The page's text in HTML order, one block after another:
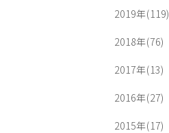
2019年(119)
2018年(76)
2017年(13)
2016年(27)
2015年(17)